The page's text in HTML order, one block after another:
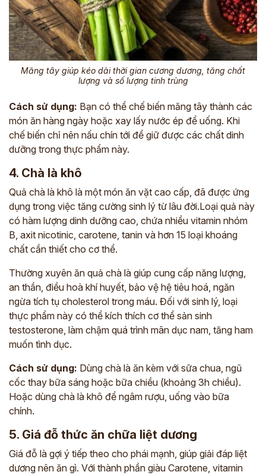
Măng tây giúp kéo dài thời gian cương dương, tăng chất
lượng và số lượng tinh trùng
Cách sử dụng: Bạn có thể chế biến măng tây thành các
món ăn hàng ngày hoặc xay lấy nước ép để uống. Khi
chế biến chỉ nên nấu chín tới để giữ được các chất dinh
dưỡng trong thực phẩm này.
4. Chà là khô
Quả chà là khô là một món ăn vặt cao cấp, đã được ứng
dụng trong việc tăng cường sinh lý từ lâu đời.Loại quả này
có hàm lượng dinh dưỡng cao, chứa nhiều vitamin nhóm
B, axit nicotinic, carotene, tanin và hơn 15 loại khoáng
chất cần thiết cho cơ thể.
Thường xuyên ăn quả chà là giúp cung cấp năng lượng,
an thần, điều hoà khí huyết, bảo vệ hệ tiêu hoá, ngăn
ngừa tích tụ cholesterol trong máu. Đối với sinh lý, loại
thực phẩm này có thể kích thích cơ thể sản sinh
testosterone, làm chậm quá trình mãn dục nam, tăng ham
muốn tình dục.
Cách sử dụng: Dùng chà là ăn kèm với sữa chua, ngũ
cốc thay bữa sáng hoặc bữa chiều (khoảng 3h chiều).
Hoặc dùng chà là khô để ngâm rượu, uống vào bữa
chính.
5. Giá đỗ thức ăn chữa liệt dương
Giá đỗ là gợi ý tiếp theo cho phái mạnh, giúp giải đáp liệt
dương nên ăn gì. Với thành phần giàu Carotene, vitamin